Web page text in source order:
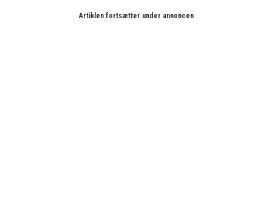
Artiklen fortsætter under annoncen